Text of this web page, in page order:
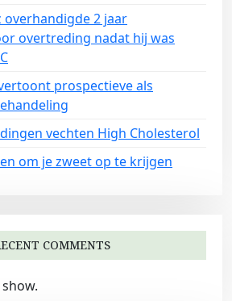
overhandigde 2 jaar
overtreding nadat hij was
prospectieve als
vechten High Cholesterol
om je zweet op te krijgen
COMMENTS